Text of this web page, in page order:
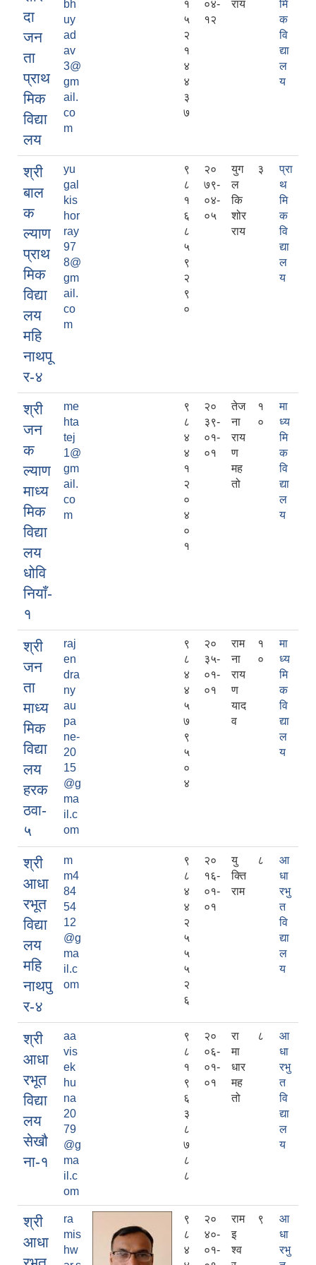
दा
जन
ता
प्राथ
मिक
विद्या
लय
bh
uy
ad
av
3@
gm
ail.
co
m
१
५
२
१
४
४
३
७
०४-
१२
राय
मि
क
वि
द्या
ल
य
श्री
बाल
क
ल्याण
प्राथ
मिक
विद्या
लय
महि
नाथपू
र-४
yu
gal
kis
hor
ray
97
8@
gm
ail.
co
m
९
८
१
६
८
५
९
२
९
०
२०
७९-
०४-
०५
युग
ल
कि
शोर
राय
३
प्रा
थ
मि
क
वि
द्या
ल
य
श्री
जन
क
ल्याण
माध्य
मिक
विद्या
लय
धोवि
नियाँ-
१
me
hta
tej
1@
gm
ail.
co
m
९
८
४
४
१
२
०
४
०
१
२०
३९-
०१-
०१
तेज
ना
राय
ण
मह
तो
१
०
मा
ध्य
मि
क
वि
द्या
ल
य
श्री
जन
ता
माध्य
मिक
विद्या
लय
हरक
ठवा-
५
raj
en
dra
ny
au
pa
ne-
20
15
@g
ma
il.c
om
९
८
४
४
५
७
९
५
०
४
२०
३५-
०१-
०१
राम
ना
राय
ण
याद
व
१
०
मा
ध्य
मि
क
वि
द्या
ल
य
श्री
आधा
रभूत
विद्या
लय
महि
नाथपु
र-४
m
m4
84
54
12
@g
ma
il.c
om
९
८
४
४
२
५
५
५
२
६
२०
१६-
०१-
०१
यु
क्ति
राम
८
आ
धा
रभु
त
वि
द्या
ल
य
श्री
आधा
रभूत
विद्या
लय
सेखौ
ना-१
aa
vis
ek
hu
na
20
79
@g
ma
il.c
om
९
८
१
९
६
३
८
७
८
८
२०
०६-
०१-
०१
रा
मा
धार
मह
तो
८
आ
धा
रभु
त
वि
द्या
ल
य
श्री
आधा
ra
mis
hw
९
८
४
२०
४०-
०१-
राम
इ
श्व
९
आ
धा
रभु